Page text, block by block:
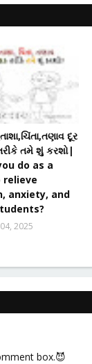
દૂર
તમે શું કરશો|
do as a
anxiety, and
2025
box.😈